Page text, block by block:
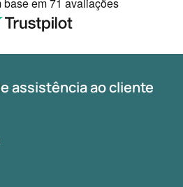
assistência ao cliente